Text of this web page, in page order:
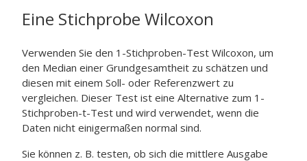
Eine Stichprobe Wilcoxon
Verwenden Sie den 1-Stichproben-Test Wilcoxon, um
den Median einer Grundgesamtheit zu schätzen und
diesen mit einem Soll- oder Referenzwert zu
vergleichen. Dieser Test ist eine Alternative zum 1-
Stichproben-t-Test und wird verwendet, wenn die
Daten nicht einigermaßen normal sind.
Sie können z. B. testen, ob sich die mittlere Ausgabe